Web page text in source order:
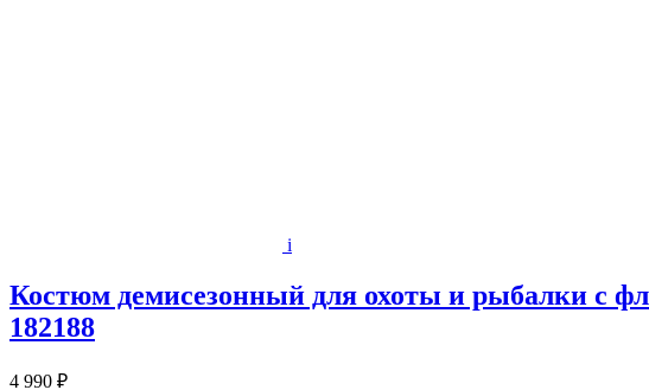
i
Костюм демисезонный для охоты и рыбалки с
182188
4 990 ₽